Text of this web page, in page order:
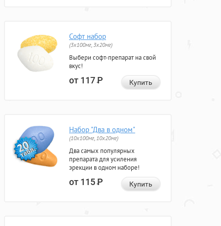
Софт набор
(3x100мг, 3x20мг)
Выбери софт-препарат на свой
вкус!
от 117Р Купить
Набор "Два в одном"
(10x100мг, 10x20мг)
Два самых популярных
препарата для усиления
эрекции в одном наборе!
от 115Р Купить